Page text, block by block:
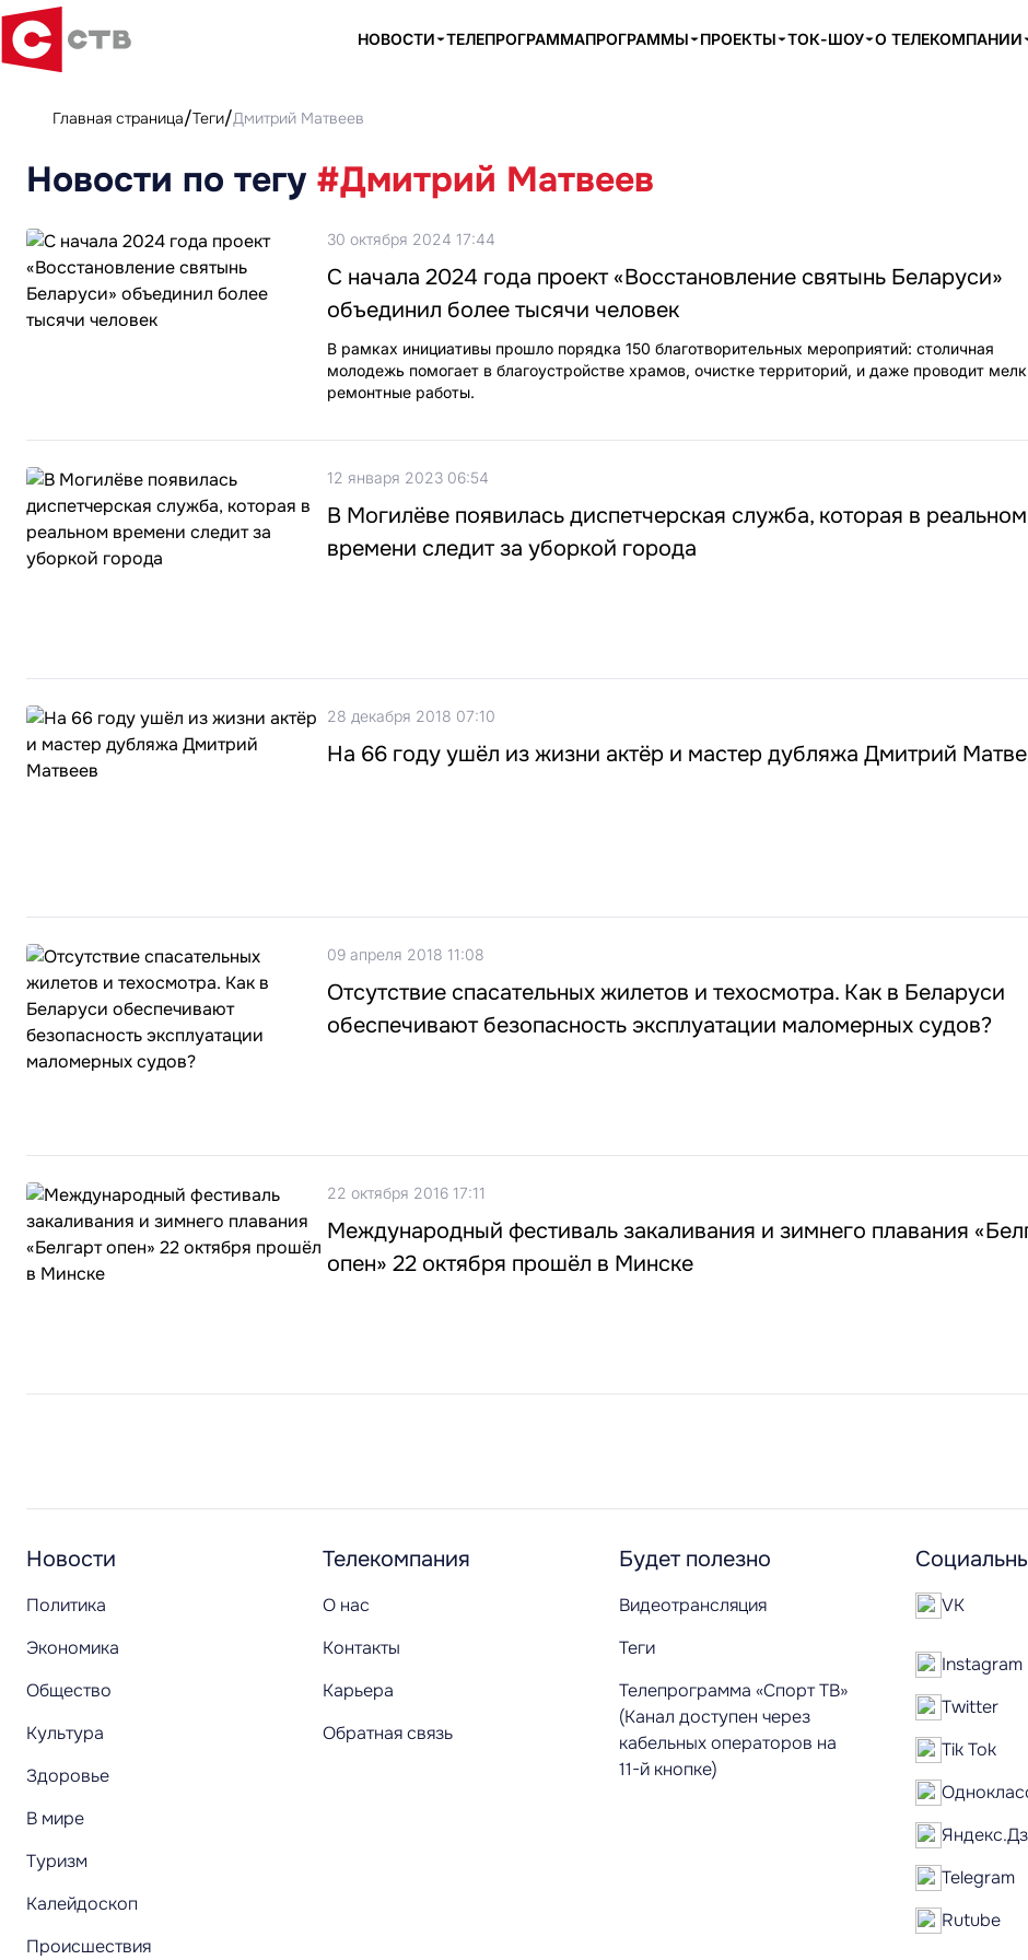
НОВОСТИ ТЕЛЕПРОГРАММАПРОГРАММЫ ПРОЕКТЫ ТОК-ШОУ О ТЕЛЕКОМПАНИИ
Главная страница Теги Дмитрий Матвеев
Новости по тегу #Дмитрий Матвеев
30 октября 2024 17:44
С начала 2024 года проект «Восстановление святынь Беларуси»
объединил более тысячи человек
В рамках инициативы прошло порядка 150 благотворительных мероприятий: столичная
молодежь помогает в благоустройстве храмов, очистке территорий, и даже проводит
ремонтные работы.
12 января 2023 06:54
В Могилёве появилась диспетчерская служба, которая в реальном
времени следит за уборкой города
28 декабря 2018 07:10
На 66 году ушёл из жизни актёр и мастер дубляжа Дмитрий
09 апреля 2018 11:08
Отсутствие спасательных жилетов и техосмотра. Как в Беларуси
обеспечивают безопасность эксплуатации маломерных судов?
22 октября 2016 17:11
Международный фестиваль закаливания и зимнего плавания
опен» 22 октября прошёл в Минске
Новости
Политика
Экономика
Общество
Культура
Здоровье
В мире
Туризм
Калейдоскоп
Происшествия
Телекомпания
О нас
Контакты
Карьера
Обратная связь
Будет полезно
Видеотрансляция
Теги
Телепрограмма «Спорт ТВ»
(Канал доступен через
кабельных операторов на
11-й кнопке)
VK
Instagram
Twitter
Tik Tok
Telegram
Rutube